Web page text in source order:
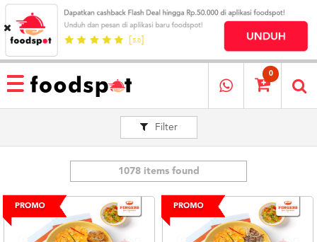
HOME
MENU
RESTAURANT
MEREKA
KATALOG
0
Filter
1078 items found